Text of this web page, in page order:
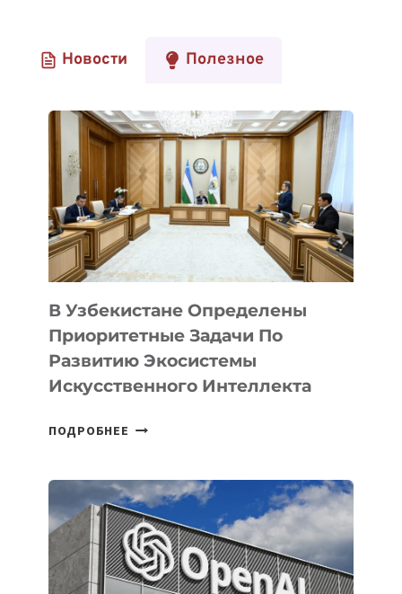
Новости Полезное
В Узбекистане Определены
Приоритетные Задачи По
Развитию Экосистемы
Искусственного Интеллекта
ПОДРОБНЕЕ
ПРИОРИТЕТНЫЕ
ЗАДАЧИ
ПО
РАЗВИТИЮ
ЭКОСИСТЕМЫ